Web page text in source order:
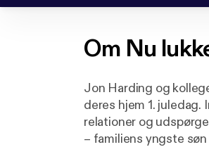
Om Nu
Jon Harding og
deres hjem 1.
relationer og
– familiens yngste